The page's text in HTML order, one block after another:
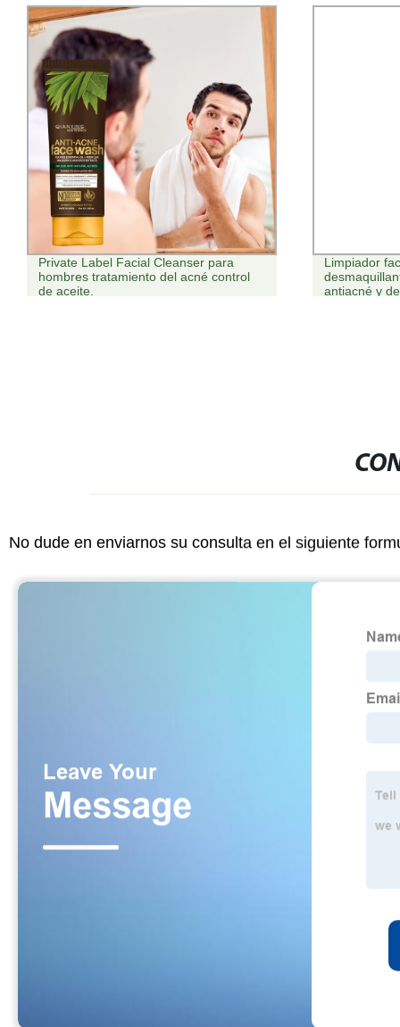
Private Label Facial Cleanser para
hombres tratamiento del acné control
de aceite.
Limpiador
antiacné y
No dude en enviarnos su consulta en el siguiente